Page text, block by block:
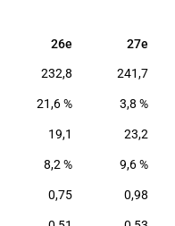
26e 27e
26e 27e
232,8 241,7
21,6 % 3,8 %
19,1 23,2
8,2 % 9,6 %
0,75 0,98